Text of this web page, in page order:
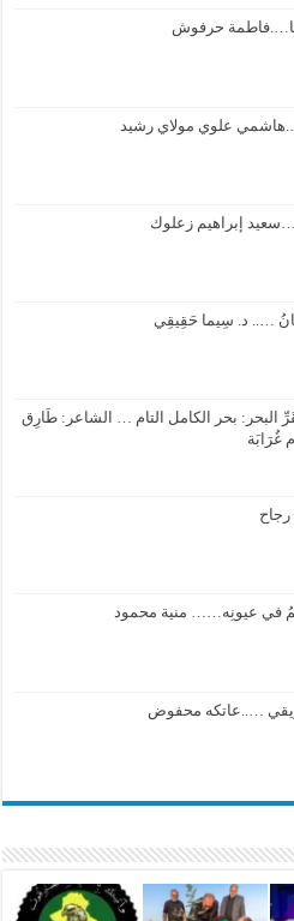
حرفوش
علوي مولاي رشيد
إبراهيم زعلوك
….. د. سِيما حَقِيقِي
البحر: بحر الكامل التام … الشاعر: طَارِق
غُرَابَة
في عيونِه…… منية محمود
…..عاتكه محفوض